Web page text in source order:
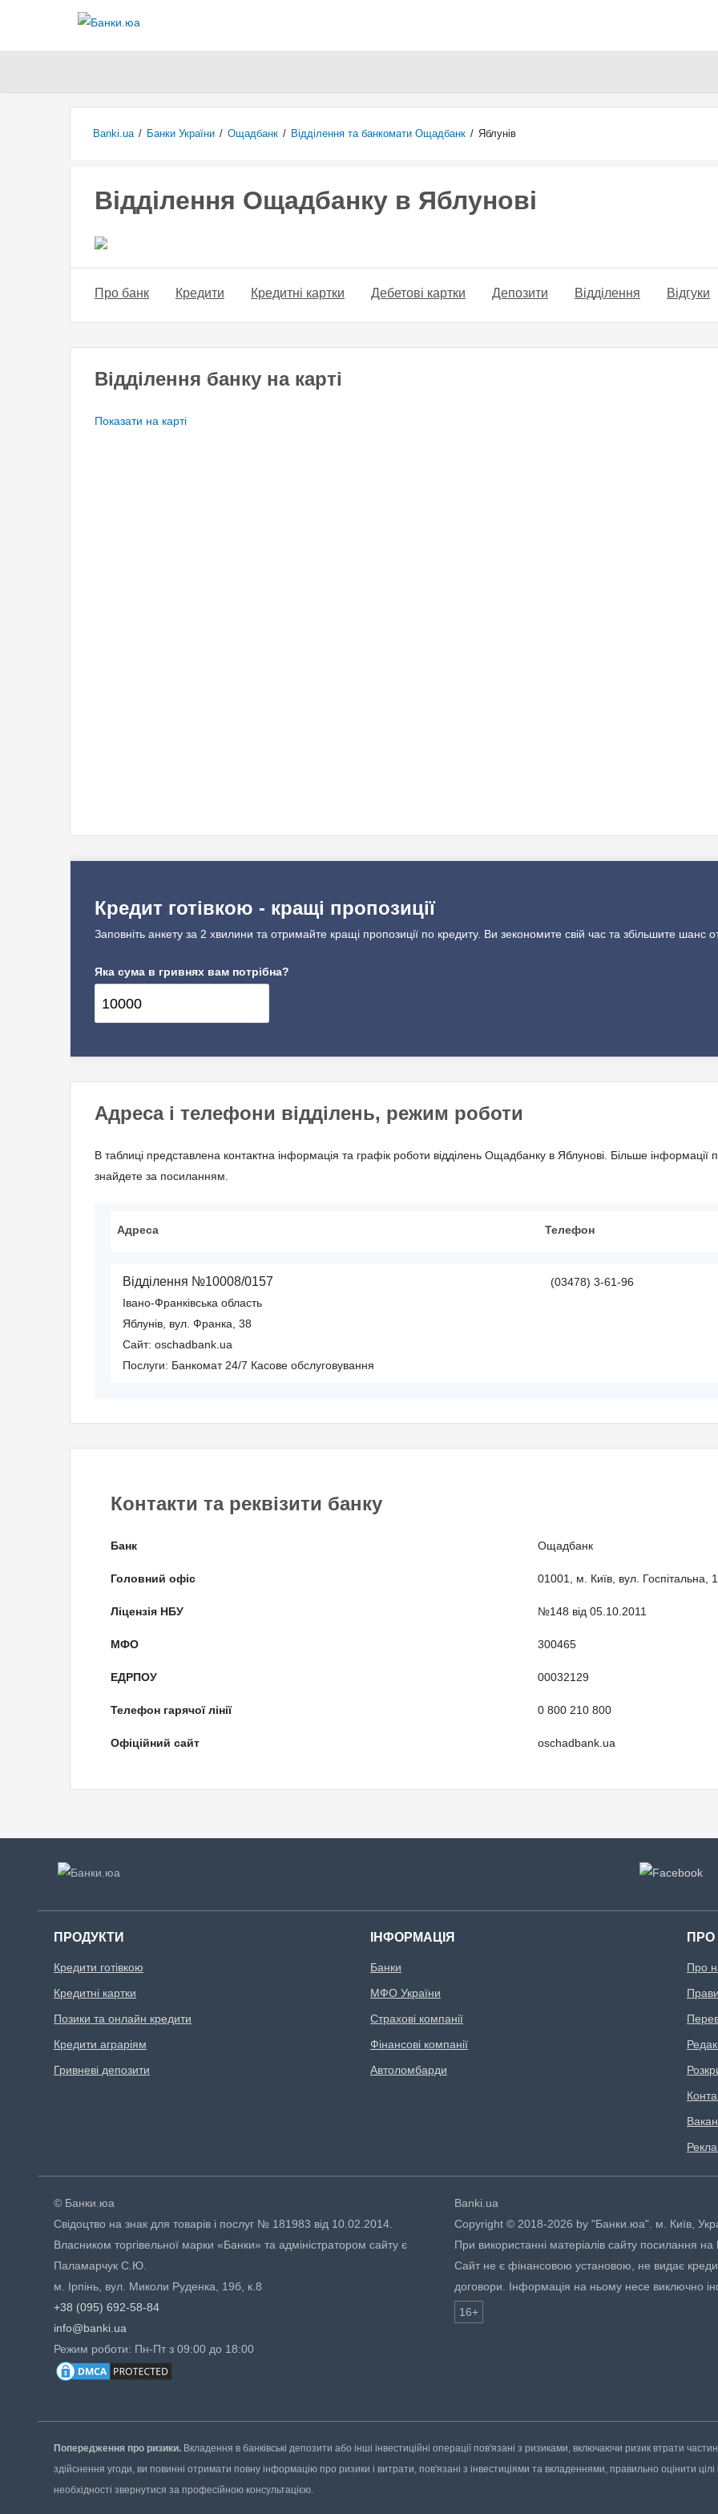
Banki.ua / Банки України / Ощадбанк / Відділення та банкомати Ощадбанк / Яблунів
Відділення Ощадбанку в Яблунові
Про банк Кредити Кредитні картки Дебетові картки Депозити Відділення Відгуки
Відділення банку на карті
Показати на карті
Кредит готівкою - кращі пропозиції
Заповніть анкету за 2 хвилини та отримайте кращі пропозиції по кредиту. Ви зекономите свій час та збільшите шанс
Яка сума в гривнях вам потрібна?
Адреса і телефони відділень, режим роботи
В таблиці представлена контактна інформація та графік роботи відділень Ощадбанку в Яблунові. Більше інформації
знайдете за посиланням.
Адреса Телефон
Відділення №10008/0157
Івано-Франківська область
Яблунів, вул. Франка, 38
Сайт: oschadbank.ua
Послуги: Банкомат 24/7 Касове обслуговування
(03478) 3-61-96
Контакти та реквізити банку
Банк Ощадбанк
Головний офіс 01001, м. Київ, вул. Госпітальна,
Ліцензія НБУ №148 від 05.10.2011
МФО 300465
ЕДРПОУ 00032129
Телефон гарячої лінії 0 800 210 800
Офіційний сайт oschadbank.ua
ПРОДУКТИ
Кредити готівкою
Кредитні картки
Позики та онлайн кредити
Кредити аграріям
Гривневі депозити
ІНФОРМАЦІЯ
Банки
МФО України
Страхові компанії
Фінансові компанії
Автоломбарди
Про
© Банки.юа
Свідоцтво на знак для товарів і послуг № 181983 від 10.02.2014.
Власником торгівельної марки «Банки» та адміністратором сайту є
Паламарчук С.Ю.
м. Ірпінь, вул. Миколи Руденка, 19б, к.8
+38 (095) 692-58-84
info@banki.ua
Режим роботи: Пн-Пт з 09:00 до 18:00
Banki.ua
Copyright © 2018-2026 by "Банки.юа". м. Київ,
При використанні матеріалів сайту посилання
Сайт не є фінансовою установою, не видає
договори. Інформація на ньому несе виключно
16+
Попередження про ризики. Вкладення в банківські депозити або інші інвестиційні операції пов'язані з ризиками, включаючи ризик втрати
здійснення угоди, ви повинні отримати повну інформацію про ризики і витрати, пов'язані з інвестиціями та вкладеннями, правильно оцінити цілі
необхідності звернутися за професійною консультацією.